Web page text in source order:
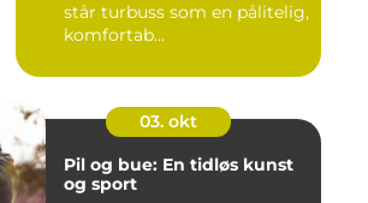
står turbuss som en pålitelig,
komfortab...
03. okt
Pil og bue: En tidløs kunst
og sport